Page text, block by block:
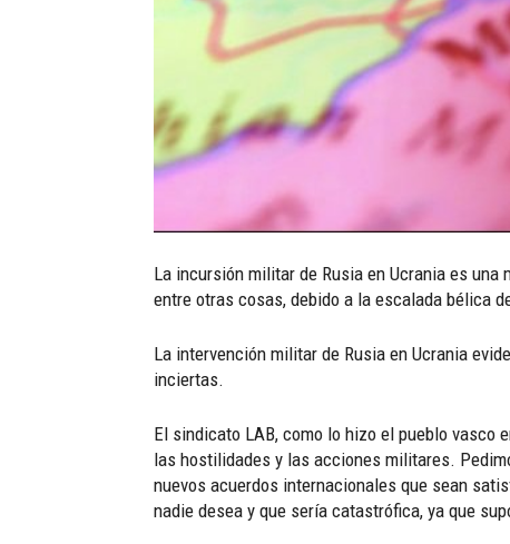
La incursión militar de Rusia en Ucrania es
entre otras cosas, debido a la escalada bélica
La intervención militar de Rusia en Ucrania
inciertas.
El sindicato LAB, como lo hizo el pueblo vasco
las hostilidades y las acciones militares.
nuevos acuerdos internacionales que sean
nadie desea y que sería catastrófica, ya que